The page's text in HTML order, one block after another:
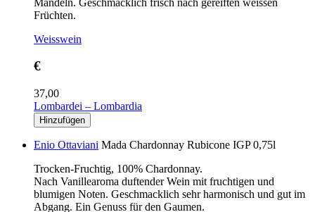
Früchten.
Weisswein
€
37,00
Lombardei – Lombardia
Enio Ottaviani Mada Chardonnay Rubicone IGP 0,75l
Trocken-Fruchtig, 100% Chardonnay.
Nach Vanillearoma duftender Wein mit fruchtigen und
blumigen Noten. Geschmacklich sehr harmonisch und gut im
Abgang. Ein Genuss für den Gaumen.